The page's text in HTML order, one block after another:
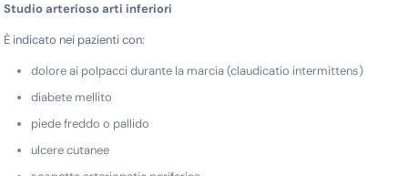
Studio arterioso arti inferiori
È indicato nei pazienti con:
dolore ai polpacci durante la marcia (claudicatio intermittens)
diabete mellito
piede freddo o pallido
ulcere cutanee